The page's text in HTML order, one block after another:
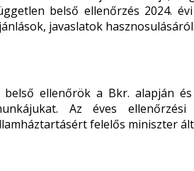
belső ellenőrzés 2024.
javaslatok hasznosulásáról.
belső ellenőrök a Bkr. alapján
Az éves
felelős miniszter